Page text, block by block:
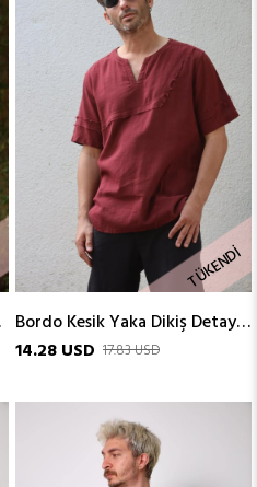
TÜKENDI
Bordo Kesik Yaka Dikiş Detaylı Erkek Tshirt
14.28 USD 17.83 USD